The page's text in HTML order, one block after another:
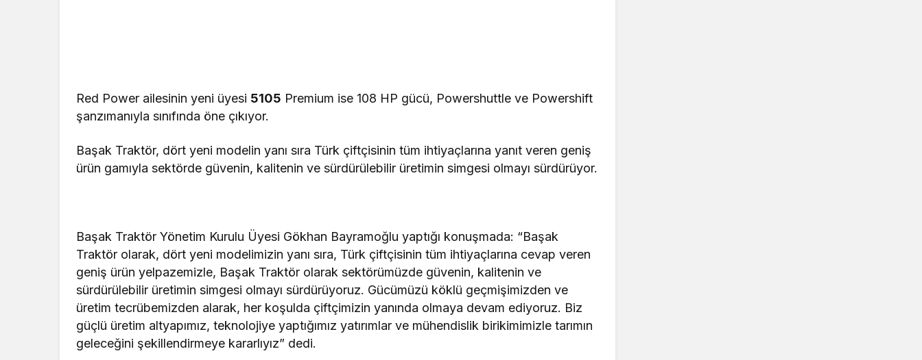
Red Power ailesinin yeni üyesi 5105 Premium ise 108 HP gücü, Powershuttle ve Powershift
şanzımanıyla sınıfında öne çıkıyor.
Başak Traktör, dört yeni modelin yanı sıra Türk çiftçisinin tüm ihtiyaçlarına yanıt veren geniş
ürün gamıyla sektörde güvenin, kalitenin ve sürdürülebilir üretimin simgesi olmayı sürdürüyor.
Başak Traktör Yönetim Kurulu Üyesi Gökhan Bayramoğlu yaptığı konuşmada: “Başak
Traktör olarak, dört yeni modelimizin yanı sıra, Türk çiftçisinin tüm ihtiyaçlarına cevap veren
geniş ürün yelpazemizle, Başak Traktör olarak sektörümüzde güvenin, kalitenin ve
sürdürülebilir üretimin simgesi olmayı sürdürüyoruz. Gücümüzü köklü geçmişimizden ve
üretim tecrübemizden alarak, her koşulda çiftçimizin yanında olmaya devam ediyoruz. Biz
güçlü üretim altyapımız, teknolojiye yaptığımız yatırımlar ve mühendislik birikimimizle tarımın
geleceğini şekillendirmeye kararlıyız” dedi.